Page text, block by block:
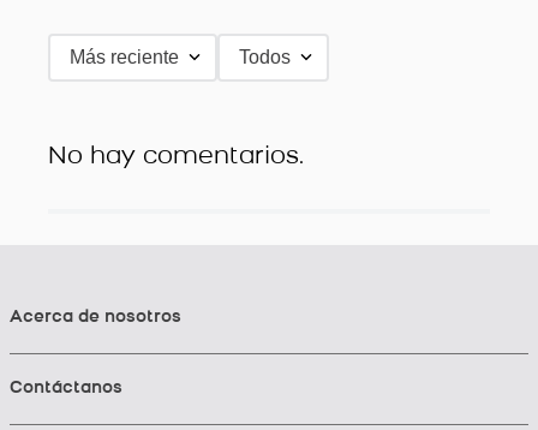
Más reciente Todos
No hay comentarios.
Acerca de nosotros
Contáctanos